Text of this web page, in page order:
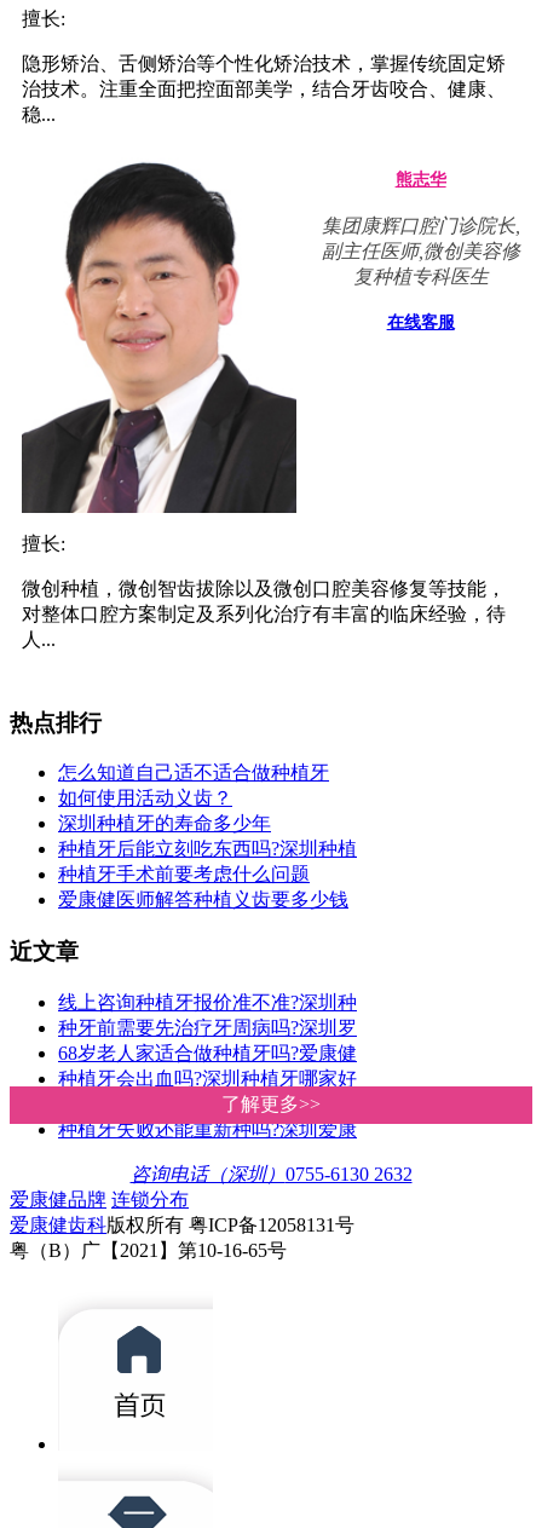
了解更多>>
了解更多>>
擅长:
隐形矫治、舌侧矫治等个性化矫治技术，掌握传统固定矫
治技术。注重全面把控面部美学，结合牙齿咬合、健康、
稳...
熊志华
集团康辉口腔门诊院长,
副主任医师,微创美容修
复种植专科医生
在线客服
擅长:
微创种植，微创智齿拔除以及微创口腔美容修复等技能，
对整体口腔方案制定及系列化治疗有丰富的临床经验，待
人...
热点排行
怎么知道自己适不适合做种植牙
如何使用活动义齿？
深圳种植牙的寿命多少年
种植牙后能立刻吃东西吗?深圳种植
种植牙手术前要考虑什么问题
爱康健医师解答种植义齿要多少钱
近文章
线上咨询种植牙报价准不准?深圳种
种牙前需要先治疗牙周病吗?深圳罗
68岁老人家适合做种植牙吗?爱康健
种植牙会出血吗?深圳种植牙哪家好
深圳种植牙价格多少钱一颗?爱康健
种植牙失败还能重新种吗?深圳爱康
咨询电话（深圳） 0755-6130 2632
爱康健品牌 连锁分布
爱康健齿科版权所有 粤ICP备12058131号
粤（B）广【2021】第10-16-65号